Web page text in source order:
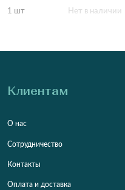
1 шт Нет в наличии
Клиентам
О нас
Сотрудничество
Контакты
Оплата и доставка